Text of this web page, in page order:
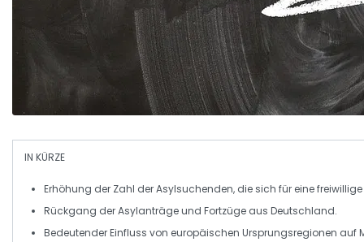
IN KÜRZE
Erhöhung der Zahl derAsylsuchenden, die sich für eine
Rückgang derAsylanträgeund Fortzüge aus Deutschland.
Bedeutender Einfluss von europäischen Ursprungsregionen auf